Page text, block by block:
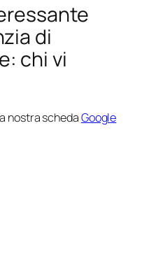
di
chi vi
nostra schedaGoogle